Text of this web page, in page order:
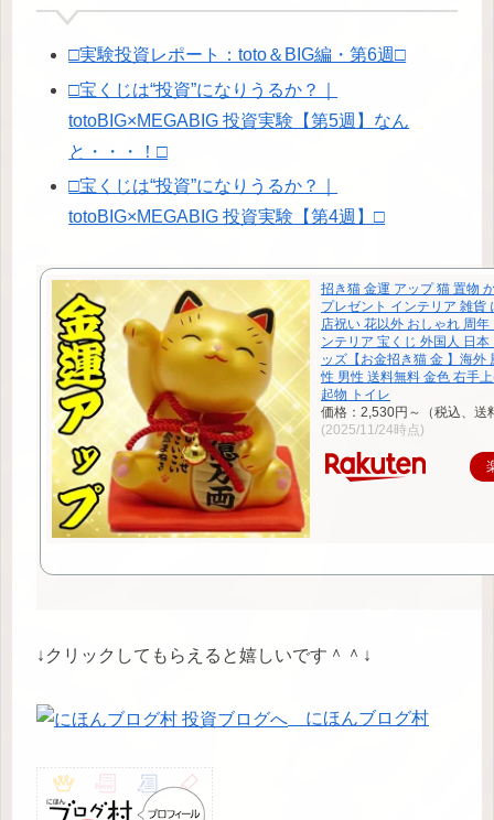
□実験投資レポート：toto＆BIG編・第6週□
□宝くじは“投資”になりうるか？｜
totoBIG×MEGABIG 投資実験【第5週】なん
と・・・！□
□宝くじは“投資”になりうるか？｜
totoBIG×MEGABIG 投資実験【第4週】□
招き猫 金運 アップ 猫 置物
プレゼント インテリア 雑貨
店祝い 花以外 おしゃれ 周年
ンテリア 宝くじ 外国人 日本
ッズ【お金招き猫 金 】海外
性 男性 送料無料 金色 右手
起物 トイレ
価格：2,530円～（税込、送
(2025/11/24時点)
↓クリックしてもらえると嬉しいです＾＾↓
にほんブログ村